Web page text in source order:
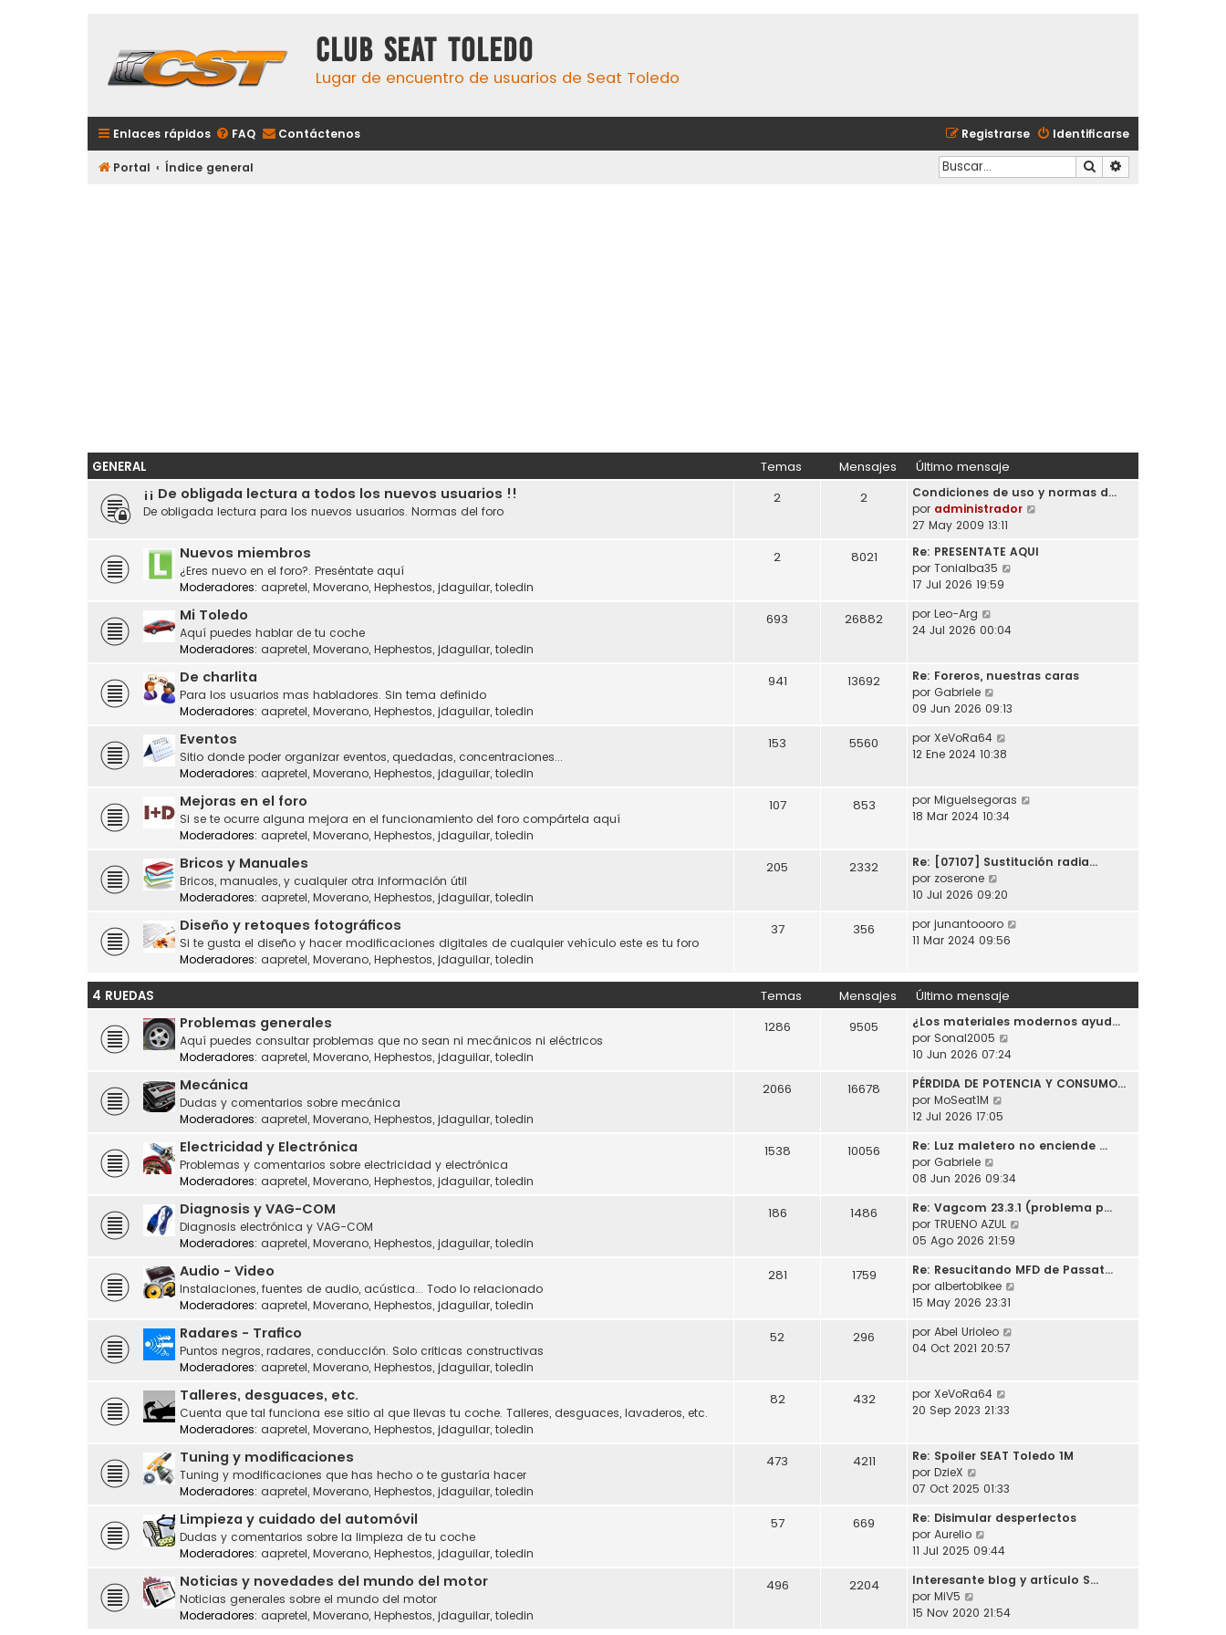
Club Seat Toledo
Lugar de encuentro de usuarios de Seat Toledo
Enlaces rápidos FAQ Contáctenos Identificarse
Registrarse
Portal Índice general Buscar
GENERAL Temas Mensajes Último mensaje
¡¡ De obligada lectura a todos los nuevos usuarios !!
De obligada lectura para los nuevos usuarios. Normas del foro
2 2
Condiciones de uso y normas d…
por administrador
ú
e
27 May 2009 13:11
Nuevos miembros
¿Eres nuevo en el foro?. Preséntate aquí
Moderadores: aapretel, Moverano, Hephestos, jdaguilar, toledin
2 8021
Re: PRESENTATE AQUI
por Tonialba35
m
j
17 Jul 2026 19:59
Mi Toledo
Aquí puedes hablar de tu coche
Moderadores: aapretel, Moverano, Hephestos, jdaguilar, toledin
693 26882 por Leo-Arg
e
l
t
i
o
m
s
e
24 Jul 2026 00:04
De charlita
Para los usuarios mas habladores. Sin tema definido
Moderadores: aapretel, Moverano, Hephestos, jdaguilar, toledin
941 13692
Re: Foreros, nuestras caras
por Gabriele
e
ú
l
m
o
n
s
j
e
09 Jun 2026 09:13
Eventos
Sitio donde poder organizar eventos, quedadas, concentraciones...
Moderadores: aapretel, Moverano, Hephestos, jdaguilar, toledin
153 5560 por XeVoRa64
l
t
o
e
n
s
e
12 Ene 2024 10:38
Mejoras en el foro
Si se te ocurre alguna mejora en el funcionamiento del foro compártela aquí
Moderadores: aapretel, Moverano, Hephestos, jdaguilar, toledin
107 853 por Miguelsegoras
l
n
a
j
18 Mar 2024 10:34
Bricos y Manuales
Bricos, manuales, y cualquier otra información útil
Moderadores: aapretel, Moverano, Hephestos, jdaguilar, toledin
205 2332
Re: [07107] Sustitución radia…
por zoserone
e
ú
l
m
o
m
e
n
a
j
e
10 Jul 2026 09:20
Diseño y retoques fotográficos
Si te gusta el diseño y hacer modificaciones digitales de cualquier vehículo este es tu foro
Moderadores: aapretel, Moverano, Hephestos, jdaguilar, toledin
37 356 por junantoooro
t
i
e
j
11 Mar 2024 09:56
4 RUEDAS Temas Mensajes Último mensaje
Problemas generales
Aquí puedes consultar problemas que no sean ni mecánicos ni eléctricos
Moderadores: aapretel, Moverano, Hephestos, jdaguilar, toledin
1286 9505
¿Los materiales modernos ayud…
por Sonal2005
e
ú
m
m
e
n
s
j
e
10 Jun 2026 07:24
Mecánica
Dudas y comentarios sobre mecánica
Moderadores: aapretel, Moverano, Hephestos, jdaguilar, toledin
2066 16678
PÉRDIDA DE POTENCIA Y CONSUMO…
por MoSeat1M
ú
t
m
o
m
n
s
j
e
12 Jul 2026 17:05
Electricidad y Electrónica
Problemas y comentarios sobre electricidad y electrónica
Moderadores: aapretel, Moverano, Hephestos, jdaguilar, toledin
1538 10056
Re: Luz maletero no enciende …
por Gabriele
e
ú
l
t
m
o
m
n
j
e
08 Jun 2026 09:34
Diagnosis y VAG-COM
Diagnosis electrónica y VAG-COM
Moderadores: aapretel, Moverano, Hephestos, jdaguilar, toledin
186 1486
Re: Vagcom 23.3.1 (problema p…
por TRUENO AZUL
ú
j
05 Ago 2026 21:59
Audio - Video
Instalaciones, fuentes de audio, acústica... Todo lo relacionado
Moderadores: aapretel, Moverano, Hephestos, jdaguilar, toledin
281 1759
Re: Resucitando MFD de Passat…
por albertobikee
e
j
15 May 2026 23:31
Radares - Trafico
Puntos negros, radares, conducción. Solo criticas constructivas
Moderadores: aapretel, Moverano, Hephestos, jdaguilar, toledin
52 296 por Abel Urioleo
o
s
e
04 Oct 2021 20:57
Talleres, desguaces, etc.
Cuenta que tal funciona ese sitio al que llevas tu coche. Talleres, desguaces, lavaderos, etc.
Moderadores: aapretel, Moverano, Hephestos, jdaguilar, toledin
82 432 por XeVoRa64
e
l
i
o
s
a
20 Sep 2023 21:33
Tuning y modificaciones
Tuning y modificaciones que has hecho o te gustaría hacer
Moderadores: aapretel, Moverano, Hephestos, jdaguilar, toledin
473 4211
Re: Spoiler SEAT Toledo 1M
por DzieX
e
ú
l
t
m
m
07 Oct 2025 01:33
Limpieza y cuidado del automóvil
Dudas y comentarios sobre la limpieza de tu coche
Moderadores: aapretel, Moverano, Hephestos, jdaguilar, toledin
57 669
Re: Disimular desperfectos
por Aurelio
e
ú
t
11 Jul 2025 09:44
Noticias y novedades del mundo del motor
Noticias generales sobre el mundo del motor
Moderadores: aapretel, Moverano, Hephestos, jdaguilar, toledin
496 2204
Interesante blog y artículo S…
por MiV5
e
15 Nov 2020 21:54